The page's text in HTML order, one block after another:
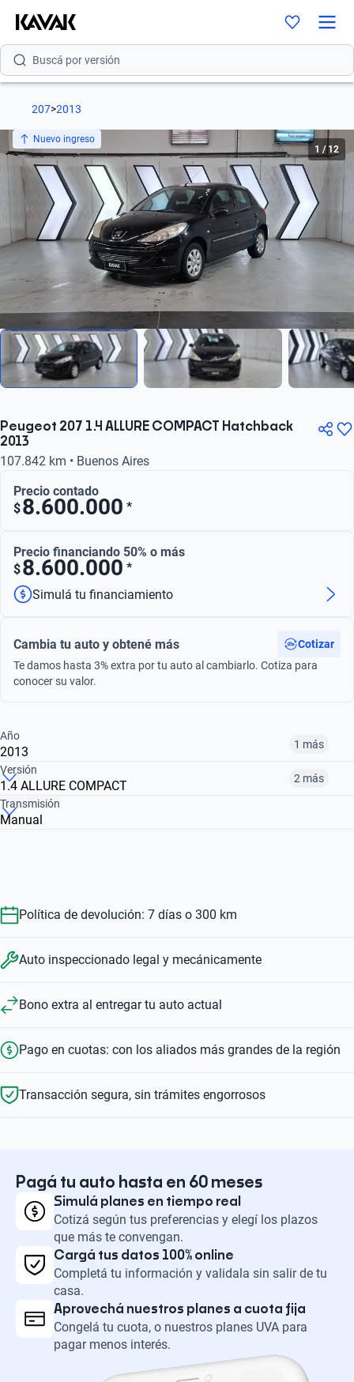
Buscá por modelo
Buscá por versión
Buscá por marca
Buscá por modelo
Buscá por versión
Buscá por año
207>2013
Nuevo ingreso
1 /12
Peugeot 207 1.4 ALLURE COMPACT Hatchback
2013
107.842 km • Buenos Aires
Precio contado
$8.600.000 *
Precio financiando 50% o más
$8.600.000 *
Simulá tu financiamiento
Cambia tu auto y obtené más
Cotizar
Te damos hasta 3% extra por tu auto al cambiarlo. Cotiza para
conocer su valor.
Año
2013 1 más
2010
$ 7.800.000
Versión
1.4 ALLURE COMPACT 2 más
Transmisión
Manual
Política de devolución: 7 días o 300 km
Auto inspeccionado legal y mecánicamente
Bono extra al entregar tu auto actual
Pago en cuotas: con los aliados más grandes de la región
Transacción segura, sin trámites engorrosos
Pagá tu auto hasta en 60 meses
Simulá planes en tiempo real
Cotizá según tus preferencias y elegí los plazos
que más te convengan.
Cargá tus datos 100% online
Completá tu información y validala sin salir de tu
casa.
Aprovechá nuestros planes a cuota fija
Congelá tu cuota, o nuestros planes UVA para
pagar menos interés.